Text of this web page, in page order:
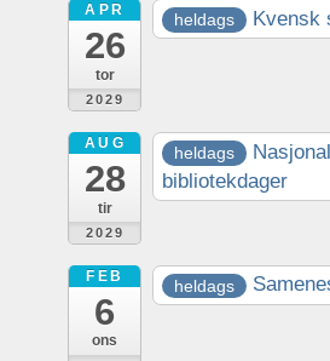
APR
26
tor
2029
heldags Kvensk
AUG
28
tir
2029
heldags
bibliotekdager
FEB
6
ons
heldags